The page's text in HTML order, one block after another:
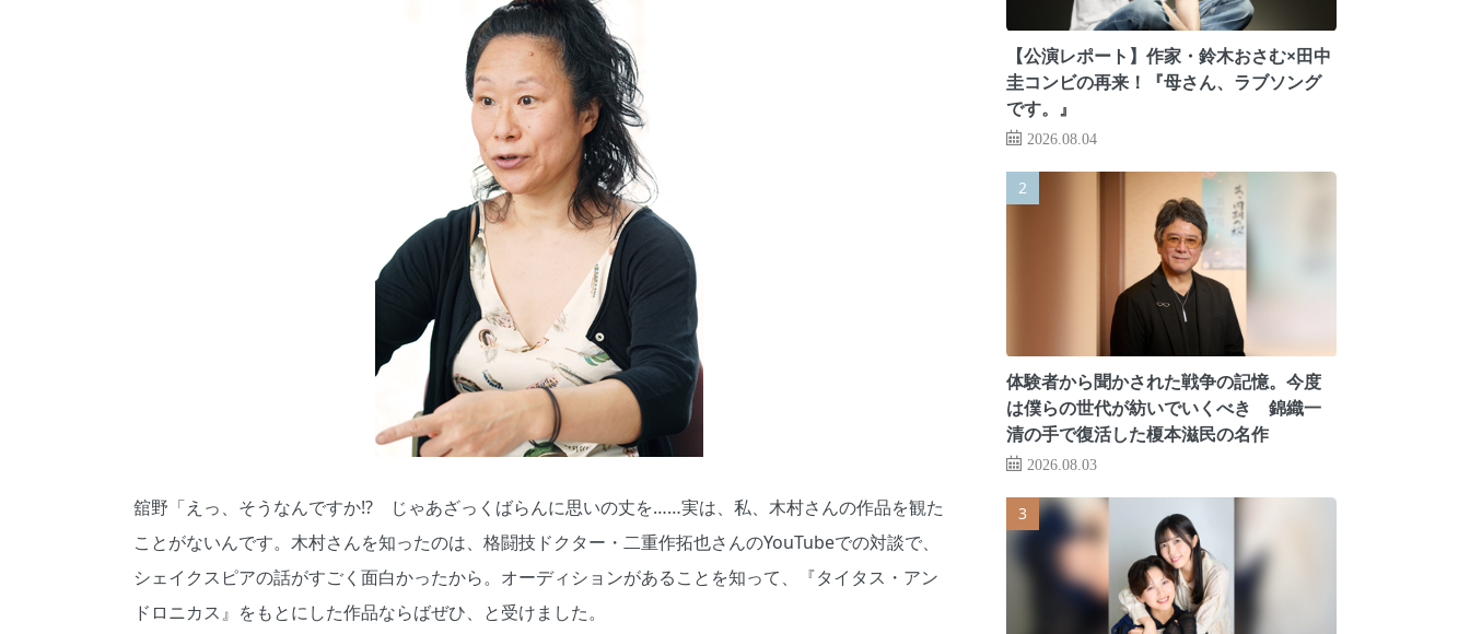
舘野「えっ、そうなんですか!? じゃあざっくばらんに思いの丈を……実は、私、木村さんの作品を観た
ことがないんです。木村さんを知ったのは、格闘技ドクター・二重作拓也さんのYouTubeでの対談で、
シェイクスピアの話がすごく面白かったから。オーディションがあることを知って、『タイタス・アン
ドロニカス』をもとにした作品ならばぜひ、と受けました。
【公演レポート】作家・鈴木おさむ×田中
圭コンビの再来！『母さん、ラブソング
です。』
2026.08.04
体験者から聞かされた戦争の記憶。今度
は僕らの世代が紡いでいくべき 錦織一
清の手で復活した榎本滋民の名作
2026.08.03